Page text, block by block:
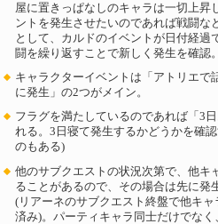
屋に置きっぱなしのキャラは一切上昇
ントを発生させたいのであれば戦闘な
として、カルドのイベントが日付経過
闘を繰り返すことで新しく発生を確認。
キャラクターイベントは「アトリエで
に発生」の2つがメイン。
フラグを満たしているのであれば「3
れる。3日寝て発生するかどうかを確
のもある)
他のサブクエストの状況次第で、他キ
ることがあるので、その場合は先に発
(リアーネのサブクエスト終盤で他キ
済み)。パーティキャラ同士だけでな